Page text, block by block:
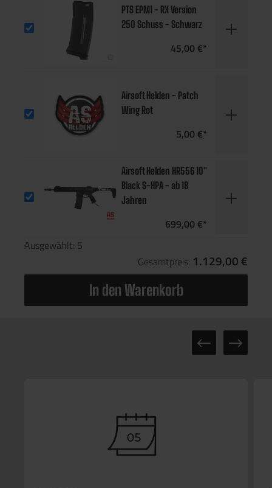
PTS EPM1 - RX Version
250 Schuss - Schwarz
45,00 €*
Airsoft Helden - Patch
Wing Rot
5,00 €*
Airsoft Helden HR556 10"
Black S-HPA - ab 18
Jahren
699,00 €*
Ausgewählt: 5
Gesamtpreis: 1.129,00 €
In den Warenkorb